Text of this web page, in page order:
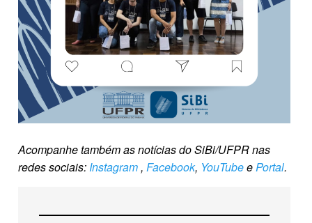
Acompanhe também as notícias do SiBi/UFPR nas
redes sociais: Instagram, Facebook, YouTubeePortal.